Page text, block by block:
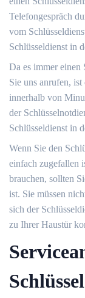
Telefongespräch
vom
Schlüsseldienst in
Da es immer einen
Sie uns anrufen,
innerhalb von
der
Schlüsseldienst in
Wenn Sie den
einfach zugefallen
brauchen, sollten
ist. Sie müssen
sich der
zu Ihrer Haustür